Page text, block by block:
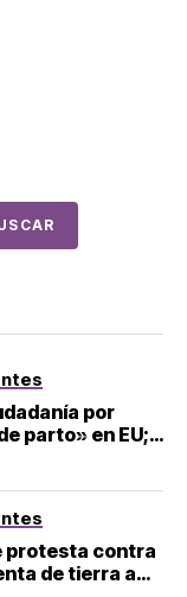
por
parto» en EU;
protesta contra
de tierra a